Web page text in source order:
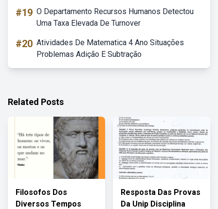
#19 O Departamento Recursos Humanos Detectou
Uma Taxa Elevada De Turnover
#20 Atividades De Matematica 4 Ano Situações
Problemas Adição E Subtração
Related Posts
Filosofos Dos
Diversos Tempos
Resposta Das Provas
Da Unip Disciplina